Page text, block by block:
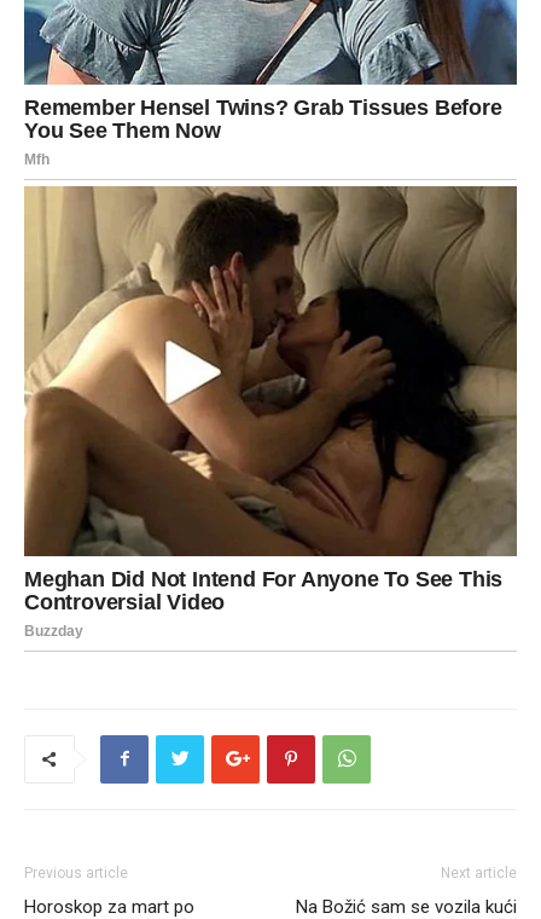
Previous article
Horoskop za mart po
Next article
Na Božić sam se vozila kući